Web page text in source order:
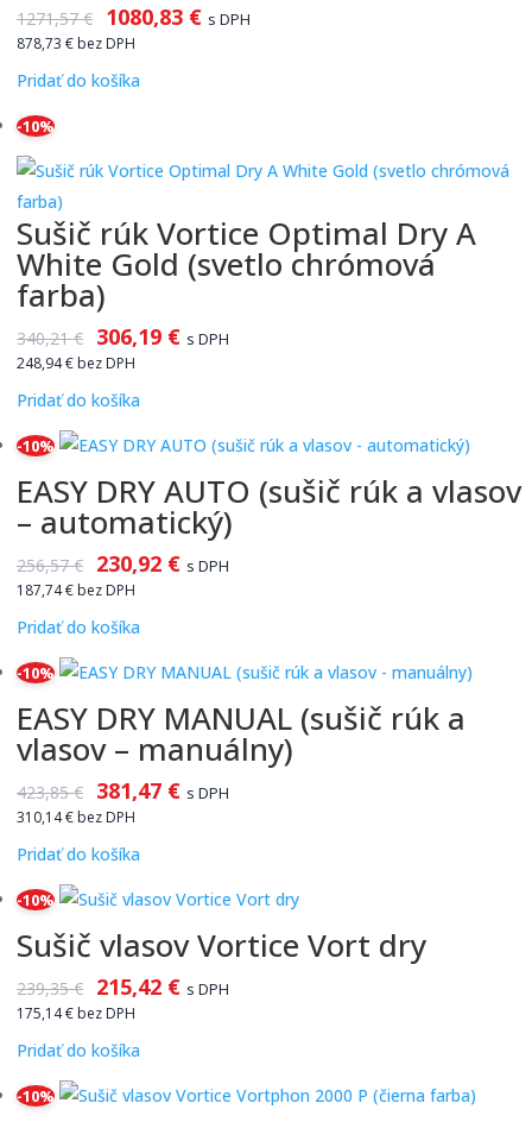
1271,57€ 1080,83 € s DPH
878,73 € bez DPH
Pridať do košíka
-10%
Sušič rúk Vortice Optimal Dry A
White Gold (svetlo chrómová
farba)
340,21€ 306,19 € s DPH
248,94€ bez DPH
Pridať do košíka
-10%
EASY DRY AUTO (sušič rúk a vlasov
– automatický)
256,57€ 230,92 € s DPH
187,74€ bez DPH
Pridať do košíka
-10%
EASY DRY MANUAL (sušič rúk a
vlasov – manuálny)
423,85€ 381,47 € s DPH
310,14€ bez DPH
Pridať do košíka
-10%
Sušič vlasov Vortice Vort dry
239,35€ 215,42 € s DPH
175,14€ bez DPH
Pridať do košíka
-10%